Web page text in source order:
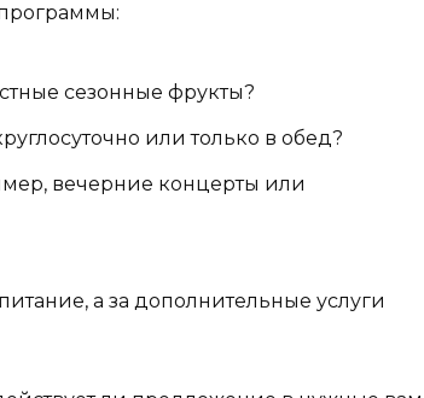
сезонные фрукты?
или только в обед?
вечерние концерты или
а за дополнительные услуги